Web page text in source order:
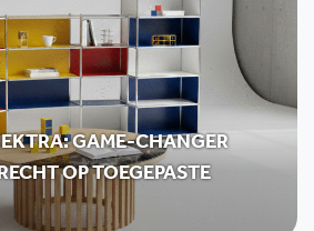
GAME-CHANGER
OP TOEGEPASTE